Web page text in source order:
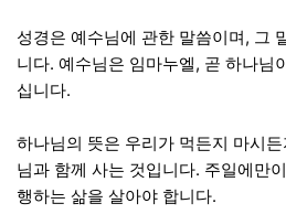
성경은 예수님에 관한 말씀이며, 그
니다. 예수님은 임마누엘, 곧 하나님
십니다.
하나님의 뜻은 우리가 먹든지 마시
님과 함께 사는 것입니다. 주일에만
행하는 삶을 살아야 합니다.